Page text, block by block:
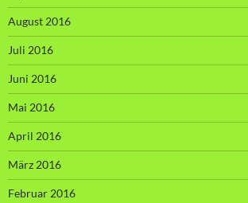
August 2016
Juli 2016
Juni 2016
Mai 2016
April 2016
März 2016
Februar 2016